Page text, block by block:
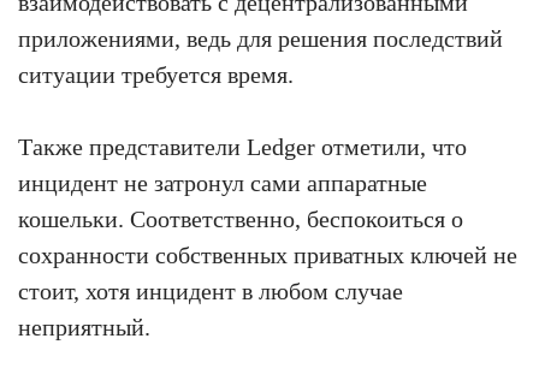
приложениями, ведь для решения последствий
ситуации требуется время.
Также представители Ledger отметили, что
инцидент не затронул сами аппаратные
кошельки. Соответственно, беспокоиться о
сохранности собственных приватных ключей не
стоит, хотя инцидент в любом случае
неприятный.